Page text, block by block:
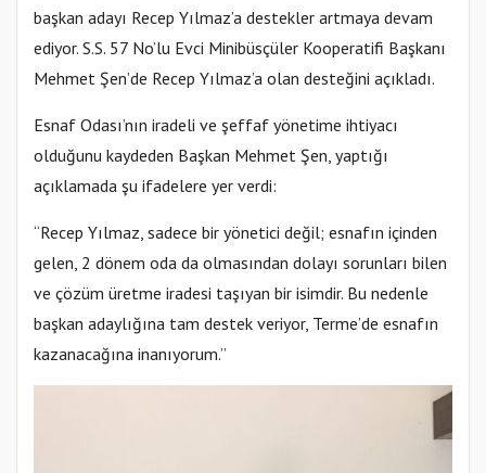
başkan adayı Recep Yılmaz’a destekler artmaya devam
ediyor. S.S. 57 No’lu Evci Minibüsçüler Kooperatifi Başkanı
Mehmet Şen’de Recep Yılmaz’a olan desteğini açıkladı.
Esnaf Odası’nın iradeli ve şeffaf yönetime ihtiyacı
olduğunu kaydeden Başkan Mehmet Şen, yaptığı
açıklamada şu ifadelere yer verdi:
“Recep Yılmaz, sadece bir yönetici değil; esnafın içinden
gelen, 2 dönem oda da olmasından dolayı sorunları bilen
ve çözüm üretme iradesi taşıyan bir isimdir. Bu nedenle
başkan adaylığına tam destek veriyor, Terme’de esnafın
kazanacağına inanıyorum.”